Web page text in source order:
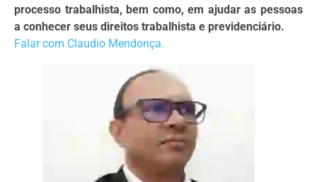
processo trabalhista, bem como, em ajudar as pessoas
a conhecer seus direitos trabalhista e previdenciário.
Falar com Claudio Mendonça.